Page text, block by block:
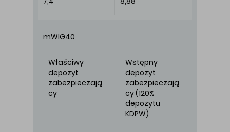
mWIG40
Właściwy
depozyt
zabezpieczają
cy
Wstępny
depozyt
zabezpieczają
cy (120%
depozytu
KDPW)